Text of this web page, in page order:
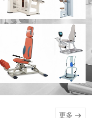
康养系列产品
更多